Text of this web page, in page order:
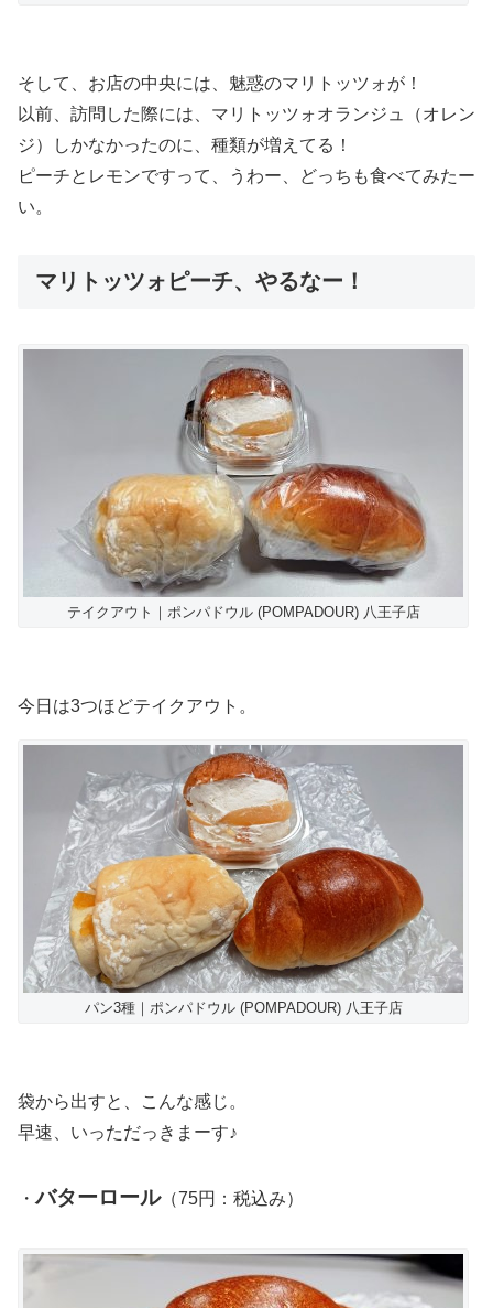
そして、お店の中央には、魅惑のマリトッツォが！
以前、訪問した際には、マリトッツォオランジュ（オレン
ジ）しかなかったのに、種類が増えてる！
ピーチとレモンですって、うわー、どっちも食べてみたー
い。
マリトッツォピーチ、やるなー！
テイクアウト｜ポンパドウル (POMPADOUR) 八王子店
今日は3つほどテイクアウト。
パン3種｜ポンパドウル (POMPADOUR) 八王子店
袋から出すと、こんな感じ。
早速、いっただっきまーす♪
・バターロール（75円：税込み）